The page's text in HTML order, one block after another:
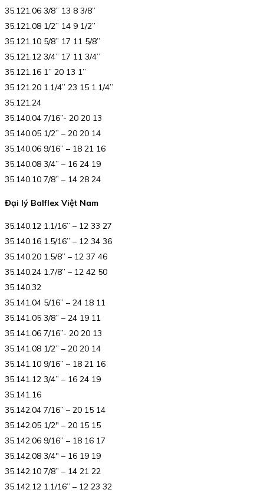
35.121.06 3/8” 13 8 3/8”
35.121.08 1/2” 14 9 1/2”
35.121.10 5/8” 17 11 5/8”
35.121.12 3/4” 17 11 3/4”
35.121.16 1” 20 13 1”
35.121.20 1.1/4” 23 15 1.1/4”
35.121.24
35.140.04 7/16”- 20 20 13
35.140.05 1/2” – 20 20 14
35.140.06 9/16” – 18 21 16
35.140.08 3/4” – 16 24 19
35.140.10 7/8” – 14 28 24
Đại lý Balflex Việt Nam
35.140.12 1.1/16” – 12 33 27
35.140.16 1.5/16” – 12 34 36
35.140.20 1.5/8” – 12 37 46
35.140.24 1.7/8” – 12 42 50
35.140.32
35.141.04 5/16” – 24 18 11
35.141.05 3/8” – 24 19 11
35.141.06 7/16”- 20 20 13
35.141.08 1/2” – 20 20 14
35.141.10 9/16” – 18 21 16
35.141.12 3/4” – 16 24 19
35.141.16
35.142.04 7/16” – 20 15 14
35.142.05 1/2″ – 20 15 15
35.142.06 9/16” – 18 16 17
35.142.08 3/4″ – 16 19 19
35.142.10 7/8” – 14 21 22
35.142.12 1.1/16” – 12 23 32